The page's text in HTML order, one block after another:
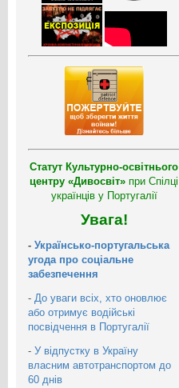
Статут Культурно-освітнього
центру «Дивосвіт» при Спілці
українців у Португалії
Увага!
- Українсько-португальська
угода про соціальне
забезпечення
- До уваги всіх, хто оновлює
або отримує водійські
посвідчення в Португалії
- У відпустку в Україну
власним автотранспортом до
60 днів